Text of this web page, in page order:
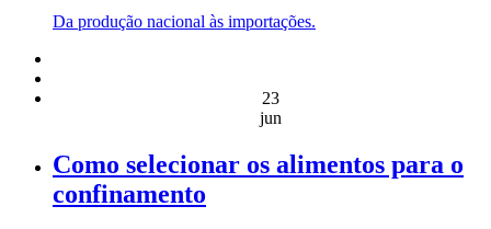
Da produção nacional às importações.
23
jun
Como selecionar os alimentos para o
confinamento